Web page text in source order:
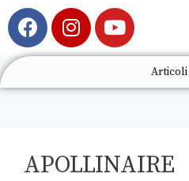
Articoli
APOLLINAIRE